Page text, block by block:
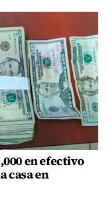
en efectivo
casa en